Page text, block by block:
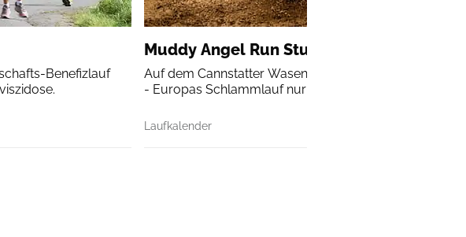
Benefizlauf
Muddy Angel Run Stuttgart
Auf dem Cannstatter Wasen startet der Muddy Angel
- Europas Schlammlauf nur für Frauen.
Laufkalender